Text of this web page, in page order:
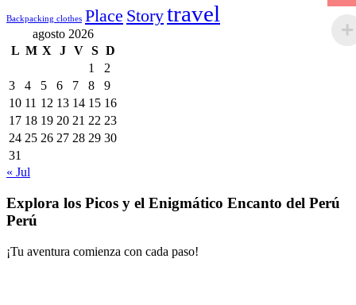
Backpacking clothes Place Storytravel
agosto 2026
L M X J V S D
1
2
3
4 5 6 7 8
9
10 11 12 13 14 15 16
17 18 19 20 21 22 23
24 25 26 27 28 29 30
31
« Jul
Explora los Picos y el Enigmático Encanto del Perú
Perú
¡Tu aventura comienza con cada paso!